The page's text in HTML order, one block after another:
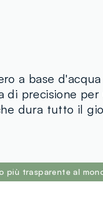
a base
di precisione per
dura tutto il
più trasparente al